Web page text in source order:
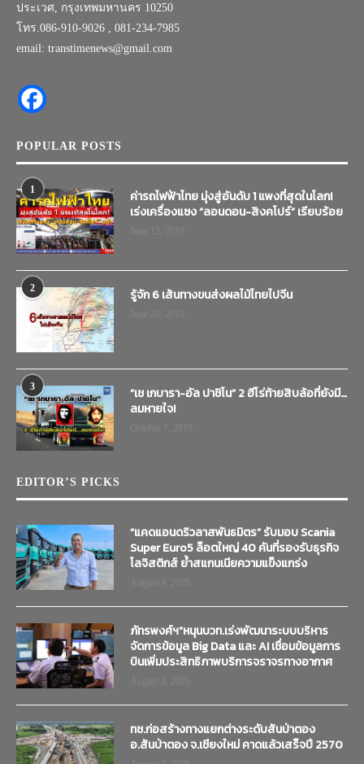
ประเวศ, กรุงเทพมหานคร 10250
โทร.086-910-9026 , 081-234-7985
email: transtimenews@gmail.com
POPULAR POSTS
1
ค่ารถไฟฟ้าไทย มุ่งสู่อันดับ 1 แพงที่สุดในโลก!
เร่งเครื่องแซง “ลอนดอน-สิงคโปร์” เรียบร้อย
2 รู้จัก 6 เส้นทางขนส่งผลไม้ไทยไปจีน
3
“เช เกบารา-อัล ปาชิโน” 2 ฮีโร่ท้ายสิบล้อที่ยังมี…
ลมหายใจ!
EDITOR’S PICKS
“แคดแอนดริวลาสพันธมิตร” รับมอบ Scania
Super Euro5 ล็อตใหญ่ 40 คันที่รองรับธุรกิจ
โลจิสติกส์ ย้ำสแกนเนียความแข็งแกร่ง
ภัทรพงศ์ฯ”หนุนบวท.เร่งพัฒนาระบบบริหาร
จัดการข้อมูล Big Data และ AI เชื่อมข้อมูลการ
บินเพิ่มประสิทธิภาพบริการจราจรทางอากาศ
ทช.ก่อสร้างทางแยกต่างระดับสันป่าตอง
อ.สันป่าตอง จ.เชียงใหม่ คาดแล้วเสร็จปี 2570